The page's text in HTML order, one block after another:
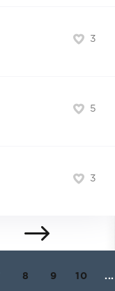
3
5
3
8 9 10 ...